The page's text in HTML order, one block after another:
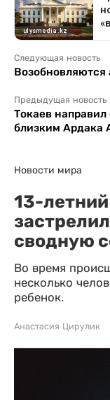
Следующая новость
Предыдущая новость
Токаев
близким Ардака
Новости мира
13-
сводную
Во время
несколько
ребенок.
Анастасия Цирулик